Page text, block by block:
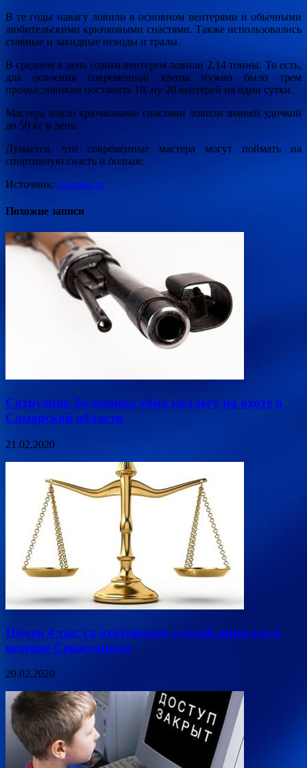
В те годы навагу ловили в основном вентерями и обычными
любительскими крючковыми снастями. Также использовались
ставные и закидные неводы и тралы.
В среднем в день одним вентерем ловили 2,14 тонны. То есть,
для освоения современной квоты нужно было трем
промысловикам поставить 10, ну 20 вентерей на одни сутки.
Мастера ловли крючковыми снастями ловили зимней удочкой
до 50 кг в день.
Думается, что современные мастера могут поймать на
спортивную снасть и больше.
Источник: ohotniki.ru
Похожие записи
Сотрудник больницы убил коллегу на охоте в
Самарской области
21.02.2020
Почти 4 тыс га охотничьих угодий вернутся в
ведение Севастополя
20.02.2020